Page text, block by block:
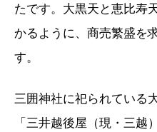
たです。大黒天と恵比寿
かるように、商売繁盛を
す。
三囲神社に祀られている
「三井越後屋（現・三越